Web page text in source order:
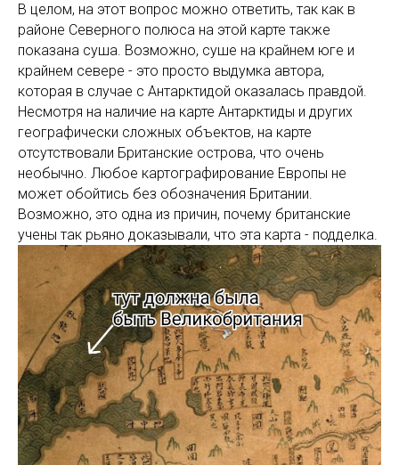
В целом, на этот вопрос можно ответить, так как в
районе Северного полюса на этой карте также
показана суша. Возможно, суше на крайнем юге и
крайнем севере - это просто выдумка автора,
которая в случае с Антарктидой оказалась правдой.
Несмотря на наличие на карте Антарктиды и других
географически сложных объектов, на карте
отсутствовали Британские острова, что очень
необычно. Любое картографирование Европы не
может обойтись без обозначения Британии.
Возможно, это одна из причин, почему британские
учены так рьяно доказывали, что эта карта - подделка.